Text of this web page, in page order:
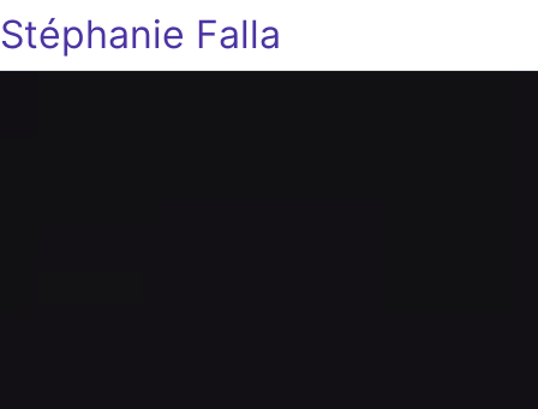
Stéphanie Falla